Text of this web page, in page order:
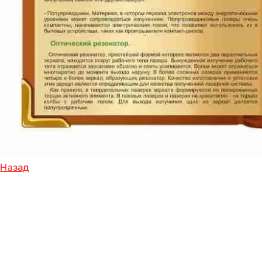
Назад